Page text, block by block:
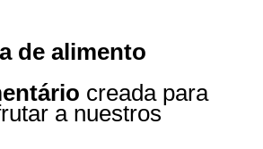
de alimento
creada para
a nuestros